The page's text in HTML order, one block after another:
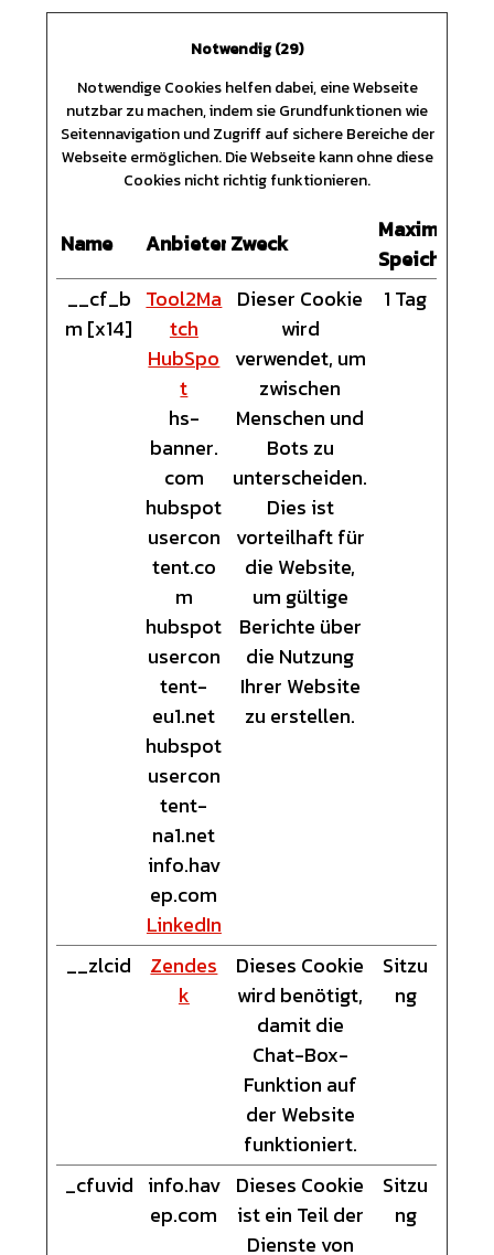
Notwendig (29)
Notwendige Cookies helfen dabei, eine Webseite
nutzbar zu machen, indem sie Grundfunktionen wie
Seitennavigation und Zugriff auf sichere Bereiche der
Webseite ermöglichen. Die Webseite kann ohne diese
Cookies nicht richtig funktionieren.
Name AnbieterZweck
Maximale
__cf_b
m [x14]
Tool2Ma
tch
HubSpo
t
hs-
banner.
com
hubspot
usercon
tent.co
m
hubspot
usercon
tent-
eu1.net
hubspot
usercon
tent-
na1.net
info.hav
ep.com
LinkedIn
Dieser Cookie
wird
verwendet, um
zwischen
Menschen und
Bots zu
unterscheiden.
Dies ist
vorteilhaft für
die Website,
um gültige
Berichte über
die Nutzung
Ihrer Website
zu erstellen.
1 Tag
__zlcid
Zendes
k
Dieses Cookie
wird benötigt,
damit die
Chat-Box-
Funktion auf
der Website
funktioniert.
Sitzu
ng
_cfuvid info.hav
ep.com
Dieses Cookie
ist ein Teil der
Dienste von
Sitzu
ng